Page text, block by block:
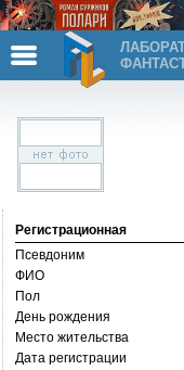
Регистрационная
Псевдоним
ФИО
Пол
День рождения
Место жительства
Дата регистрации